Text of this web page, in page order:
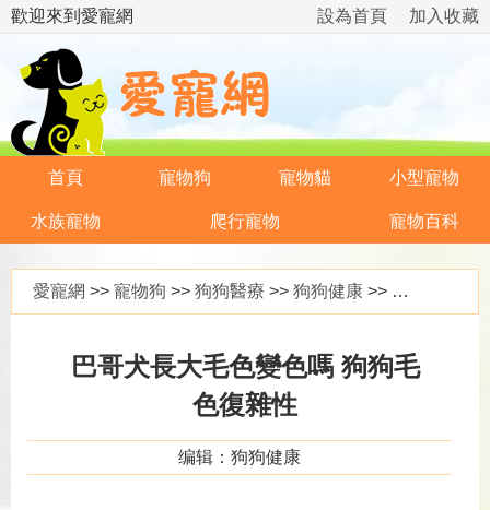
歡迎來到愛寵網 加入收藏
設為首頁
首頁 寵物狗 寵物貓 小型寵物
水族寵物 爬行寵物 寵物百科
愛寵網 >> 寵物狗 >> 狗狗醫療 >> 狗狗健康 >> 巴哥犬長大毛色變色嗎 狗狗毛色復雜性
巴哥犬長大毛色變色嗎 狗狗毛
色復雜性
编辑：狗狗健康